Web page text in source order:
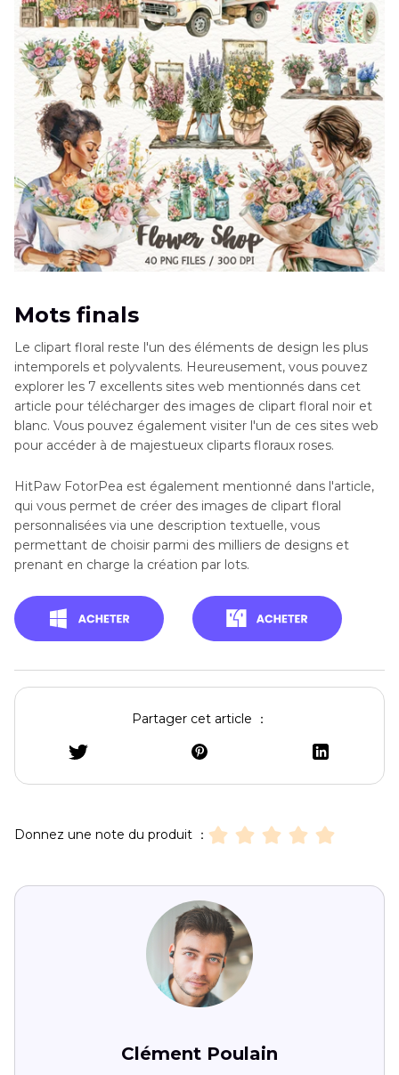
Mots finals
Le clipart floral reste l'un des éléments de design les plus
intemporels et polyvalents. Heureusement, vous pouvez
explorer les 7 excellents sites web mentionnés dans cet
article pour télécharger des images de clipart floral noir et
blanc. Vous pouvez également visiter l'un de ces sites web
pour accéder à de majestueux cliparts floraux roses.
HitPaw FotorPea est également mentionné dans l'article,
qui vous permet de créer des images de clipart floral
personnalisées via une description textuelle, vous
permettant de choisir parmi des milliers de designs et
prenant en charge la création par lots.
Partager cet article ：
Donnez une note du produit ：
Clément Poulain